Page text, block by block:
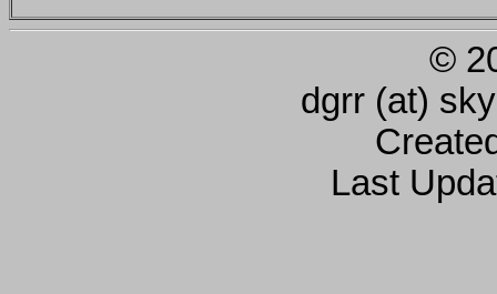
©
dgrr (at)
Last